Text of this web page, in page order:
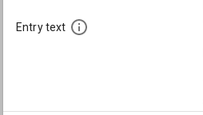
Entry text